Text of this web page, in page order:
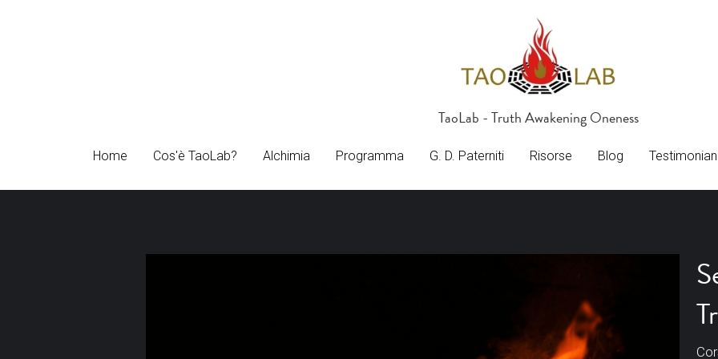
TaoLab - Truth Awakening Oneness
Home Cos'è TaoLab? Alchimia Programma G. D. Paterniti Risorse Blog
TaoLab - Truth Awakening Oneness
Home Cos'è TaoLab? Alchimia Programma G. D. Paterniti Risorse Blog